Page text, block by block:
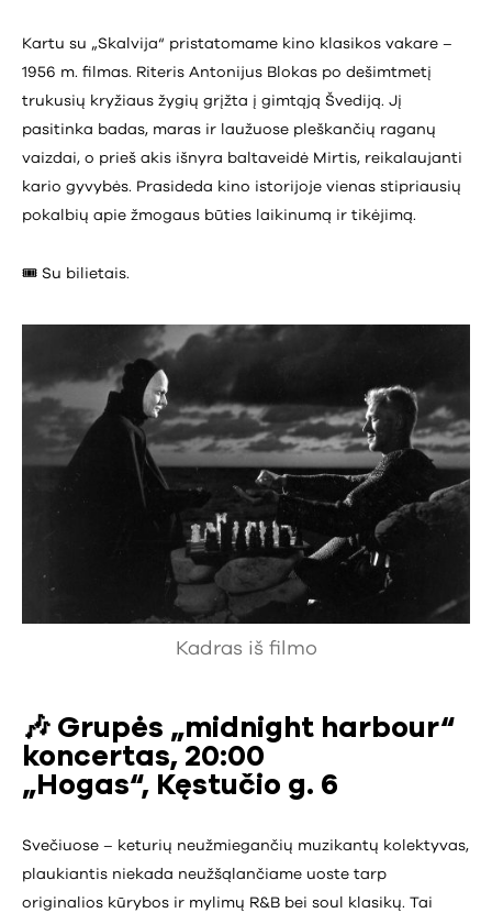
Kartu su „Skalvija“ pristatomame kino klasikos vakare –
1956 m. filmas. Riteris Antonijus Blokas po dešimtmetį
trukusių kryžiaus žygių grįžta į gimtąją Švediją. Jį
pasitinka badas, maras ir laužuose pleškančių raganų
vaizdai, o prieš akis išnyra baltaveidė Mirtis, reikalaujanti
kario gyvybės. Prasideda kino istorijoje vienas stipriausių
pokalbių apie žmogaus būties laikinumą ir tikėjimą.
🎟️ Su bilietais.
Kadras iš filmo
🎶 Grupės „midnight harbour“
koncertas, 20:00
„Hogas“, Kęstučio g. 6
Svečiuose – keturių neužmiegančių muzikantų kolektyvas,
plaukiantis niekada neužšąlančiame uoste tarp
originalios kūrybos ir mylimų R&B bei soul klasikų. Tai